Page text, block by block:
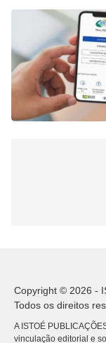
Copyright © 2026 -
Todos os direitos
A ISTOÉ
vinculação editorial e